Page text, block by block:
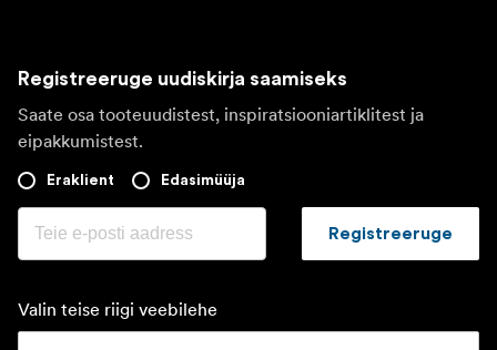
Registreeruge uudiskirja saamiseks
Saate osa tooteuudistest, inspiratsiooniartiklitest ja
eipakkumistest.
Eraklient Edasimüüja
Registreeruge
Valin teise riigi veebilehe